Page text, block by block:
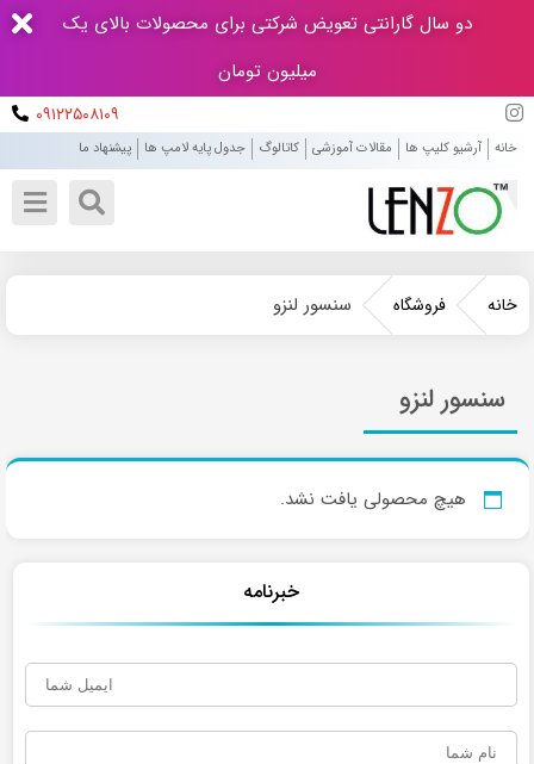
دو سال گارانتی تعویض شرکتی برای محصولات بالای یک
میلیون تومان
۰۹۱۲۲۵۰۸۱۰۹
خانه آرشیو کلیپ ها مقالات آموزشی کاتالوگ جدول پایه لامپ ها پیشنهاد ما
خانه فروشگاه سنسور لنزو
سنسور لنزو
هیچ محصولی یافت نشد.
خبرنامه